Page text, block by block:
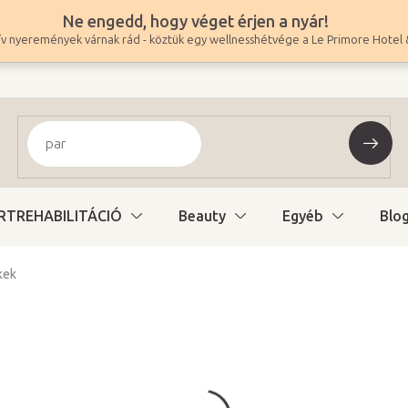
Ne engedd, hogy véget érjen a nyár!
nyeremények várnak rád - köztük egy wellnesshétvége a Le Primore Hotel
Beauty Egyéb Blog